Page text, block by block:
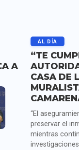
A
AL DÍA
“TE
CASA DE
“El
preservar el
mientras